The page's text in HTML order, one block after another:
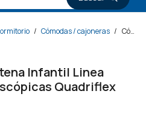
/ Cómodas / cajoneras / Cómoda Zapatera Atena Infantil Linea Premium Guías Telescópicas Quadriflex
Infantil Linea
Quadriflex